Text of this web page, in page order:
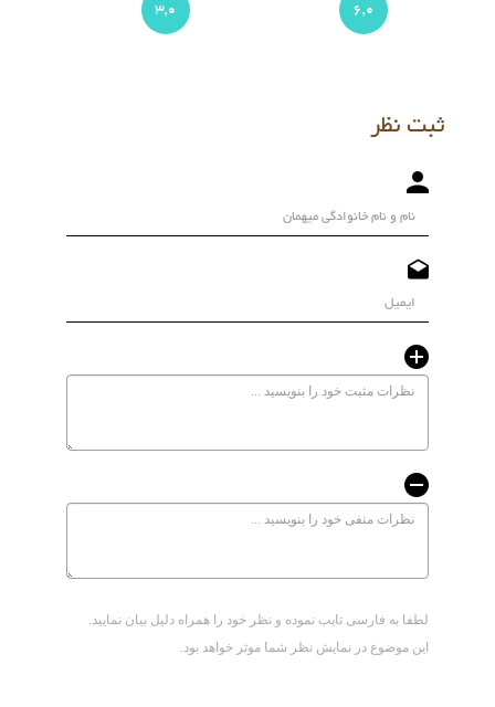
6,0
3,0
ثبت نظر
لطفا به فارسی تایب نموده و نظر خود را همراه دلیل بیان نمایید.
این موضوع در نمایش نظر شما موثر خواهد بود.